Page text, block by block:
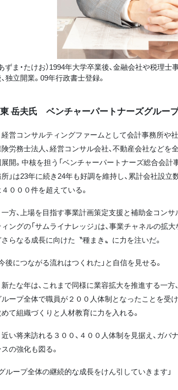
あずま・たけお）1994年大学卒業後、金融会社や税理
独立開業。09年行政書士登録。
東 岳夫氏 ベンチャーパートナーズグルー
経営コンサルティングファームとして会計事務所や
労務士法人、経営コンサル会社、不動産会社などを全
開。中核を担う「ベンチャーパートナーズ総合会計
」は23年に続き24年も好調を維持し、累計会社設立
０００件を超えている。
一方、上場を目指す事業計画策定支援と補助金コンサ
ングの「サムライナレッジ」は、事業チャネルの拡大
さらなる成長に向けた〝種まき〟に力を注いだ。
今後につながる流れはつくれた」と自信を見せる。
新たな年は、これまで同様に業容拡大を推進する一方、
ープ全体で職員が２００人体制となったことを受け
て組織づくりと人材教育に力を入れる。
近い将来訪れる３００、４００人体制を見据え、ガバナ
スの強化も図る。
グループ全体の継続的な成長をけん引していきます」